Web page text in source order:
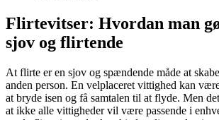
Flirtevitser: Hvordan man
sjov og flirtende
At flirte er en sjov og spændende måde at
anden person. En velplaceret vittighed kan
at bryde isen og få samtalen til at flyde. Men
at ikke alle vittigheder vil være passende i